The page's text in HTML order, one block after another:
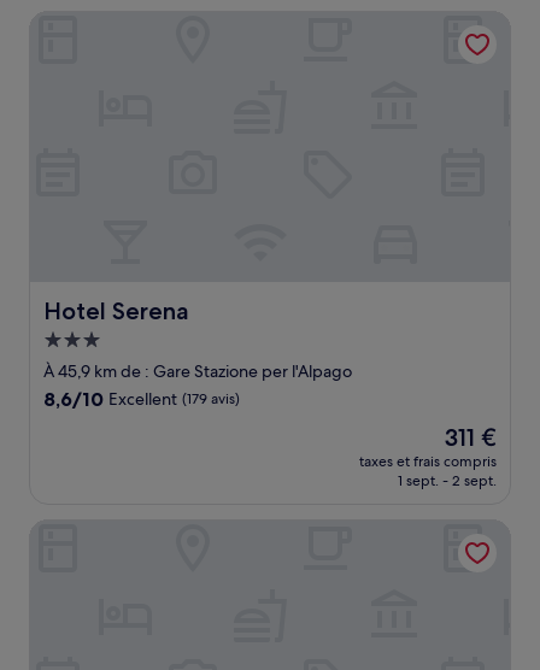
de
183 €
Hotel Serena
Hotel Serena
Hébergement
3.0 étoiles
À 45,9 km de : Gare Stazione per l'Alpago
8.6
8,6/10 Excellent (179 avis)
Le
nouveau
prix
de
311 €
311 €
taxes et frais compris
1 sept. - 2 sept.